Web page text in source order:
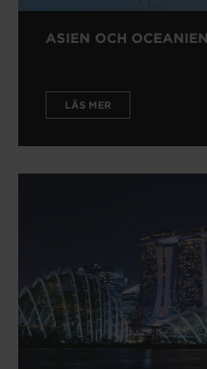
ASIEN OCH OCEANIEN
LÄS MER